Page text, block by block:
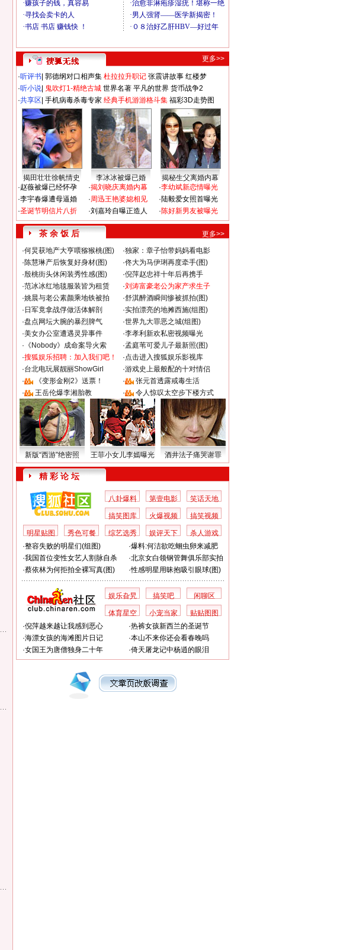
更多>>
·听评书 郭德纲对口相声集 杜拉拉升职记 张震讲故事 红楼梦
·听小说 鬼吹灯1-精绝古城 世界名著 平凡的世界 货币战争2
·共享区 手机病毒杀毒专家 经典手机游游格斗集 福彩3D走势图
揭田壮壮徐帆情史 李冰冰被爆已婚
揭秘生父离婚内幕
·赵薇被爆已经怀孕
·李宇春爆遭母逼婚
·圣诞节明信片八折
·揭刘晓庆离婚内幕
·周迅王艳婆媳相见
·刘嘉玲自曝正造人
·李幼斌新恋情曝光
·陆毅爱女照首曝光
·陈好新男友被曝光
茶 余 饭 后
更多>>
·何炅获地产大亨喂猕猴桃(图) ·独家：章子怡带妈妈看电影
·陈慧琳产后恢复好身材(图) ·佟大为马伊琍再度牵手(图)
·殷桃街头休闲装秀性感(图) ·倪萍赵忠祥十年后再携手
·范冰冰红地毯服装皆为租赁 ·刘涛富豪老公为家产求生子
·姚晨与老公素颜乘地铁被拍 ·舒淇醉酒瞬间惨被抓拍(图)
· 日军竟拿战俘做活体解剖 ·实拍漂亮的地摊西施(组图)
·盘点网坛大腕的暴烈脾气 ·世界九大罪恶之城(组图)
·美女办公室遭遇灵异事件 ·李孝利新欢私密视频曝光
· 《Nobody》成命案导火索 ·孟庭苇可爱儿子最新照(图)
·搜狐娱乐招聘：加入我们吧！ ·点击进入搜狐娱乐影视库
·台北电玩展靓丽ShowGirl ·游戏史上最般配的十对情侣
·
《变形金刚2》送票！ ·
张元首透露戒毒生活
·
王岳伦爆李湘胎教 · 令人惊叹太空步下楼方式
新版“西游”绝密照 王菲小女儿李嫣曝光 酒井法子痛哭谢罪
精 彩 论 坛
八卦爆料 第壹电影 笑话天地
搞笑图库 火爆视频 搞笑视频
明星贴图 秀色可餐 综艺选秀 娱评天下
杀人游戏
·整容失败的明星们(组图) ·爆料:何洁欲吃蛔虫卵来减肥
·我国首位变性女艺人割脉自杀 ·北京女白领钢管舞俱乐部实拍
·蔡依林为何拒拍全裸写真(图) ·性感明星用昧抱吸引眼球(图)
娱乐旮旯 搞笑吧 闲聊区
体育星空 小宠当家
贴贴图图
·倪萍越来越让我感到恶心 ·热裤女孩新西兰的圣诞节
·海漂女孩的海滩图片日记 ·本山不来你还会看春晚吗
·女国王为唐僧独身二十年 ·倚天屠龙记中杨逍的眼泪